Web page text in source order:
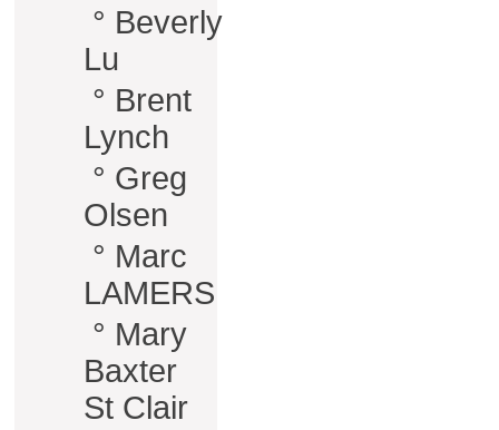
° Beverly
Lu
° Brent
Lynch
° Greg
Olsen
° Marc
LAMERS
° Mary
Baxter
St Clair